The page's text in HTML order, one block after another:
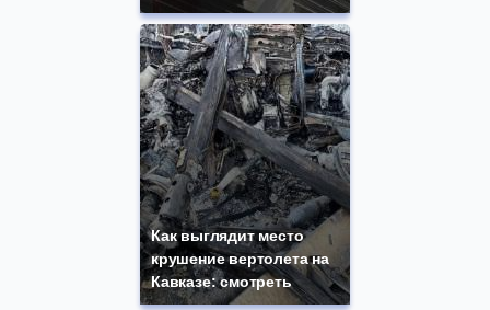
Как выглядит место
крушение вертолета на
Кавказе: смотреть